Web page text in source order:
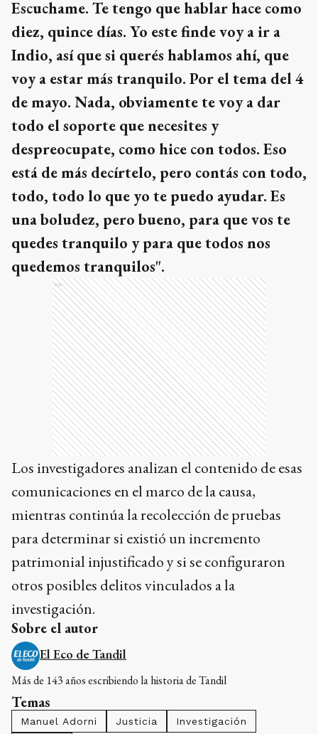
Escuchame. Te tengo que hablar hace como
diez, quince días. Yo este finde voy a ir a
Indio, así que si querés hablamos ahí, que
voy a estar más tranquilo. Por el tema del 4
de mayo. Nada, obviamente te voy a dar
todo el soporte que necesites y
despreocupate, como hice con todos. Eso
está de más decírtelo, pero contás con todo,
todo, todo lo que yo te puedo ayudar. Es
una boludez, pero bueno, para que vos te
quedes tranquilo y para que todos nos
quedemos tranquilos".
Ads
Los investigadores analizan el contenido de esas
comunicaciones en el marco de la causa,
mientras continúa la recolección de pruebas
para determinar si existió un incremento
patrimonial injustificado y si se configuraron
otros posibles delitos vinculados a la
investigación.
Sobre el autor
El Eco de Tandil
Más de 143 años escribiendo la historia de Tandil
Temas
Manuel Adorni Justicia
Investigación